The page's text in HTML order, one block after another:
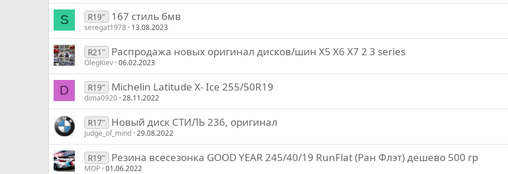
S R19" 167 стиль бмв
seregat1978 13.08.2023
R21" Распродажа новых оригинал дисков/шин X5 X6 X7 2 3 series
OlegKiev 06.02.2023
D R19" Michelin Latitude X- Ice 255/50R19
dima0920 28.11.2022
R17" Новый диск СТИЛЬ 236, оригинал
judge_of_mind 29.08.2022
R19" Резина всесезонка GOOD YEAR 245/40/19 RunFlat (Ран Флэт) дешево 500 гр
MOP 01.06.2022